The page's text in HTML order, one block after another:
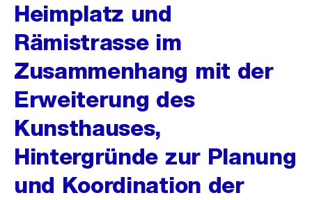
Heimplatz und
Rämistrasse im
Zusammenhang mit der
Erweiterung des
Kunsthauses,
Hintergründe zur Planung
und Koordination der